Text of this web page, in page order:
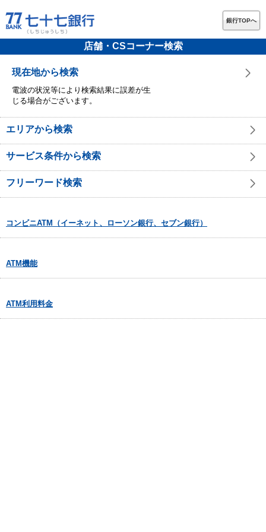
銀行TOPへ
店舗・CSコーナー検索
現在地から検索
電波の状況等により検索結果に誤差が生
じる場合がございます。
エリアから検索
サービス条件から検索
フリーワード検索
コンビニATM（イーネット、ローソン銀行、セブン銀行）
ATM機能
ATM利用料金